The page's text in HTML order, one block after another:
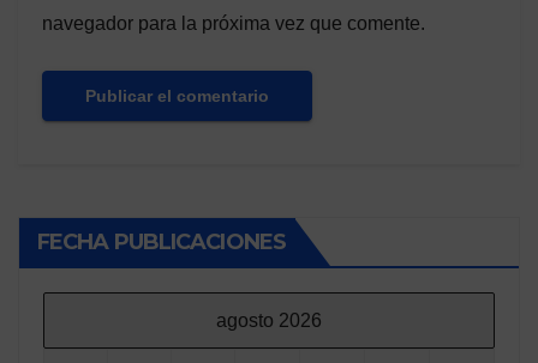
navegador para la próxima vez que comente.
FECHA PUBLICACIONES
agosto 2026